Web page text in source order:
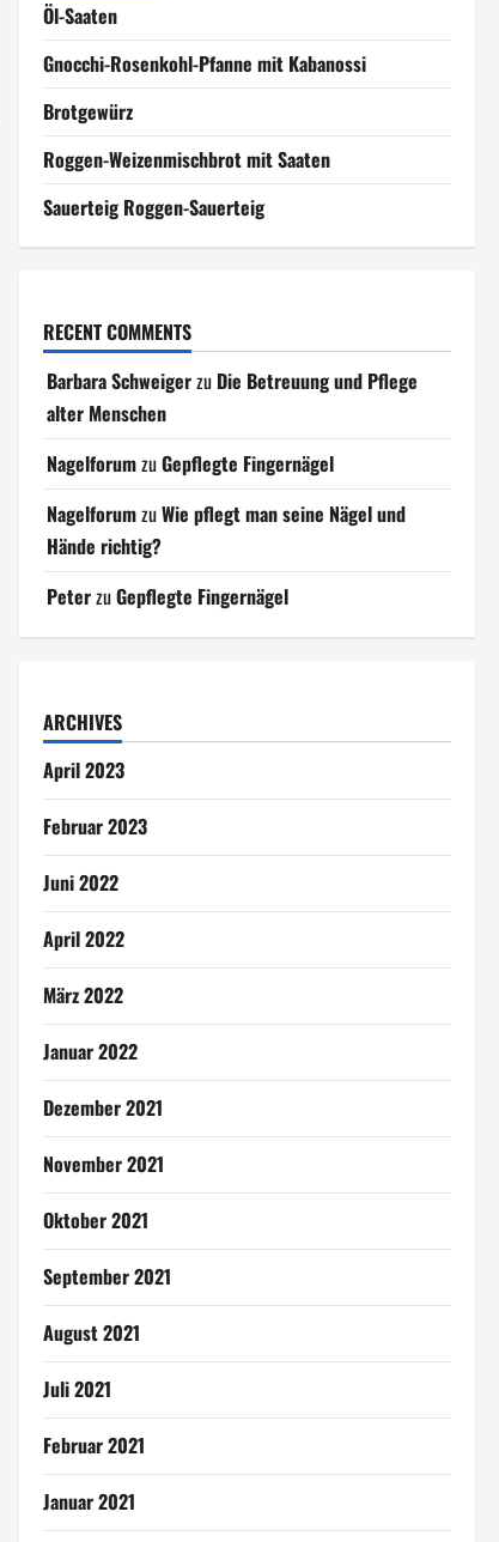
Öl-Saaten
Gnocchi-Rosenkohl-Pfanne mit Kabanossi
Brotgewürz
Roggen-Weizenmischbrot mit Saaten
Sauerteig Roggen-Sauerteig
RECENT COMMENTS
Barbara Schweigerzu Die Betreuung und Pflege
alter Menschen
NagelforumzuGepflegte Fingernägel
NagelforumzuWie pflegt man seine Nägel und
Hände richtig?
PeterzuGepflegte Fingernägel
ARCHIVES
April 2023
Februar 2023
Juni 2022
April 2022
März 2022
Januar 2022
Dezember 2021
November 2021
Oktober 2021
September 2021
August 2021
Juli 2021
Februar 2021
Januar 2021